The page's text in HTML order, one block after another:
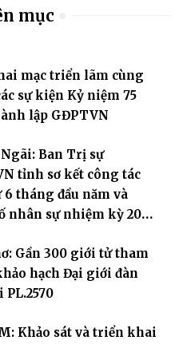
mục
mạc triển lãm cùng
sự kiện Kỷ niệm 75
lập GĐPTVN
Ban Trị sự
tỉnh sơ kết công tác
6 tháng đầu năm và
nhân sự nhiệm kỳ 2026
Gần 300 giới tử tham
hạch Đại giới đàn
PL.2570
Khảo sát và triển khai